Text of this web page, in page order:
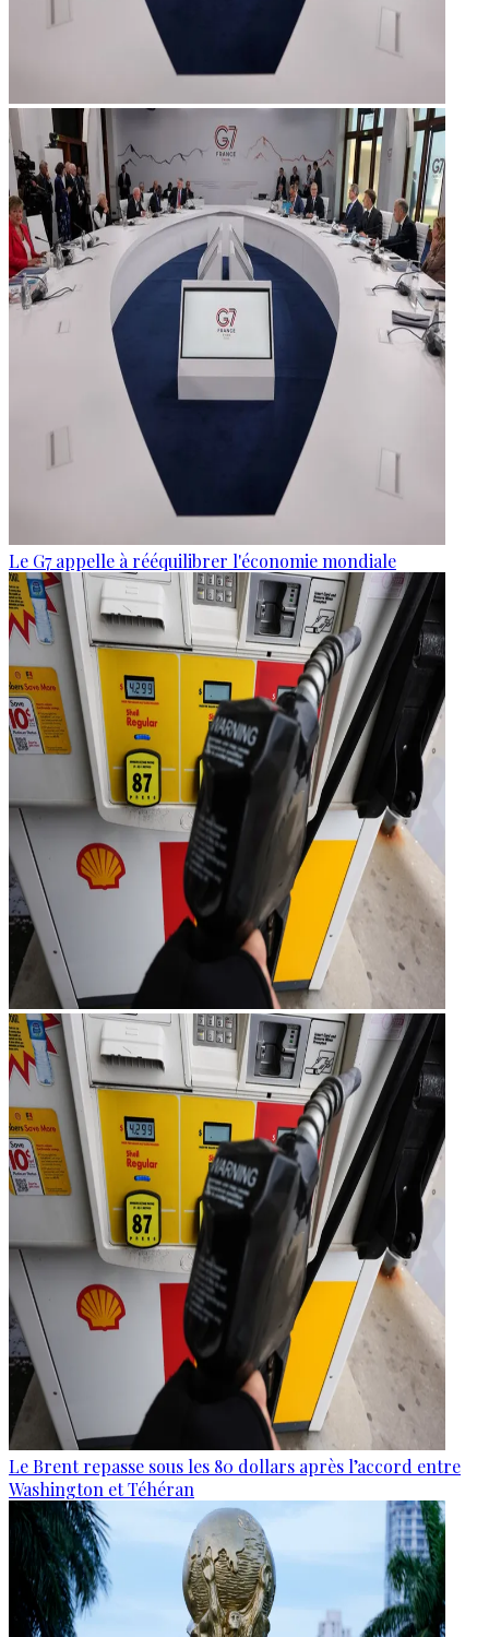
Le G7 appelle à rééquilibrer l'économie mondiale
Le Brent repasse sous les 80 dollars après l’accord entre
Washington et Téhéran